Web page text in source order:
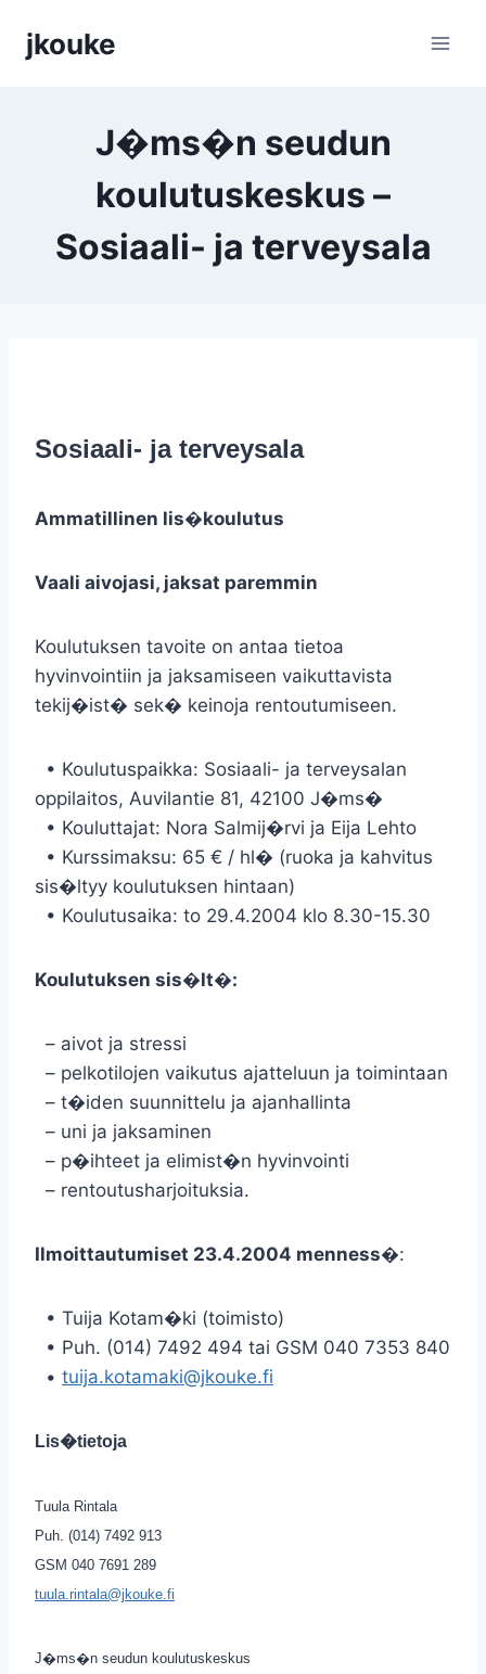
sisältöön
jkouke
J�ms�n seudun
koulutuskeskus –
Sosiaali- ja terveysala
Sosiaali- ja terveysala
Ammatillinen lis�koulutus
Vaali aivojasi, jaksat paremmin
Koulutuksen tavoite on antaa tietoa
hyvinvointiin ja jaksamiseen vaikuttavista
tekij�ist� sek� keinoja rentoutumiseen.
• Koulutuspaikka: Sosiaali- ja terveysalan
oppilaitos, Auvilantie 81, 42100 J�ms�
• Kouluttajat: Nora Salmij�rvi ja Eija Lehto
• Kurssimaksu: 65 € / hl� (ruoka ja kahvitus
sis�ltyy koulutuksen hintaan)
• Koulutusaika: to 29.4.2004 klo 8.30-15.30
Koulutuksen sis�lt�:
– aivot ja stressi
– pelkotilojen vaikutus ajatteluun ja toimintaan
– t�iden suunnittelu ja ajanhallinta
– uni ja jaksaminen
– p�ihteet ja elimist�n hyvinvointi
– rentoutusharjoituksia.
Ilmoittautumiset 23.4.2004 menness�:
• Tuija Kotam�ki (toimisto)
• Puh. (014) 7492 494 tai GSM 040 7353 840
• tuija.kotamaki@jkouke.fi
Lis�tietoja
Tuula Rintala
Puh. (014) 7492 913
GSM 040 7691 289
tuula.rintala@jkouke.fi
J�ms�n seudun koulutuskeskus